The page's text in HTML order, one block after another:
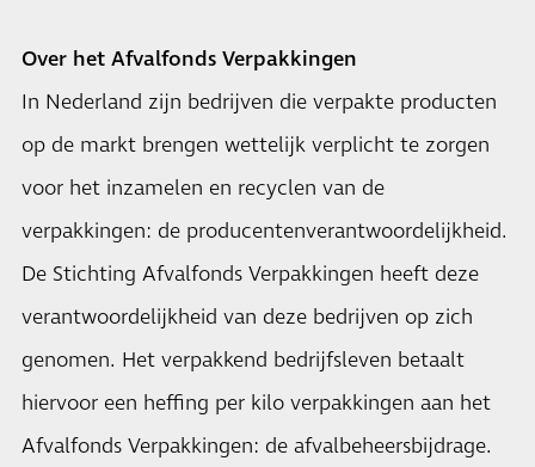
Over het Afvalfonds Verpakkingen
In Nederland zijn bedrijven die verpakte producten
op de markt brengen wettelijk verplicht te zorgen
voor het inzamelen en recyclen van de
verpakkingen: de producentenverantwoordelijkheid.
De Stichting Afvalfonds Verpakkingen heeft deze
verantwoordelijkheid van deze bedrijven op zich
genomen. Het verpakkend bedrijfsleven betaalt
hiervoor een heffing per kilo verpakkingen aan het
Afvalfonds Verpakkingen: de afvalbeheersbijdrage.